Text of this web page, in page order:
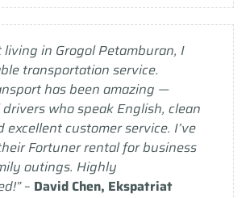
living in Grogol Petamburan, I
transportation service.
has been amazing —
who speak English, clean
excellent customer service. I’ve
Fortuner rental for business
outings. Highly
– David Chen, Ekspatriat